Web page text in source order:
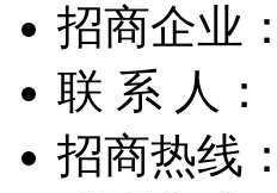
招商企业：
联 系 人：
招商热线：